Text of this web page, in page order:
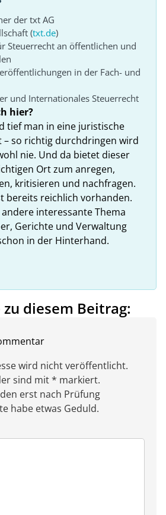
der txt AG
(txt.de)
Steuerrecht an öffentlichen und
in der Fach- und
und Internationales Steuerrecht
hier?
tief man in eine juristische
– so richtig durchdringen wird
nie. Und da bietet dieser
Ort zum anregen,
kritisieren und nachfragen.
bereits reichlich vorhanden.
interessante Thema
Gerichte und Verwaltung
in der Hinterhand.
diesem Beitrag:
wird nicht veröffentlicht.
sind mit * markiert.
erst nach Prüfung
habe etwas Geduld.